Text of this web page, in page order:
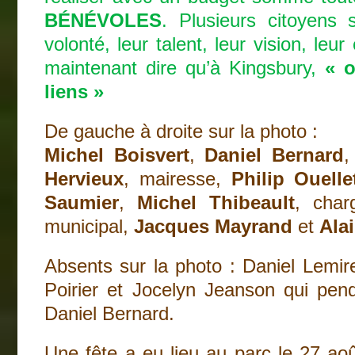
BÉNÉVOLES. Plusieurs citoyens
volonté, leur talent, leur vision,
maintenant dire qu’à Kingsbury, «
liens »
De gauche à droite sur la photo :
Michel Boisvert, Daniel Bernard
Hervieux, mairesse, Philip
Saumier, Michel Thibeault,
municipal, Jacques Mayrand et
Absents sur la photo : Daniel
Poirier et Jocelyn Jeanson qui
Daniel Bernard.